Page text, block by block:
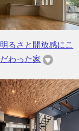
明るさと開放感にこ
だわった家